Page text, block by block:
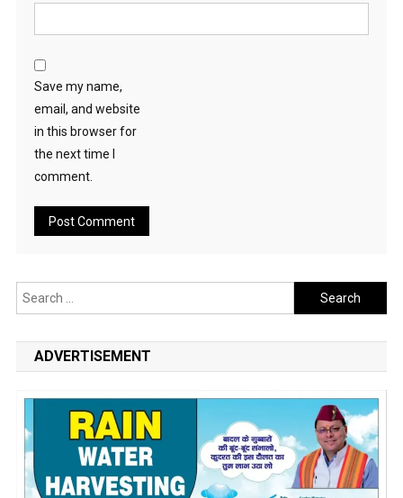
Save my name,
email, and website
in this browser for
the next time I
comment.
Search
for:
ADVERTISEMENT